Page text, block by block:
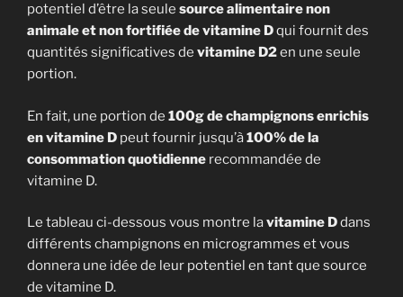
potentiel d’être la seule source alimentaire non
animale et non fortifiée de vitamine Dqui fournit des
quantités significatives de vitamine D2en une seule
portion.
En fait, une portion de 100g de champignons enrichis
en vitamine D peut fournir jusqu’à100% de la
consommation quotidienne recommandée de
vitamine D.
Le tableau ci-dessous vous montre lavitamine Ddans
différents champignons en microgrammes et vous
donnera une idée de leur potentiel en tant que source
de vitamine D.